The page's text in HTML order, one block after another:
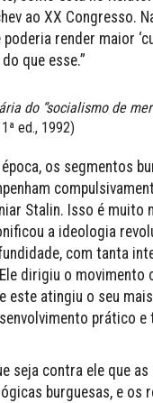
ao XX Congresso.
render maior
que esse.”
do “socialismo de
ed., 1992)
época, os segmentos
Stalin. Isso é muito
a ideologia
com tanta
dirigiu o movimento
este atingiu o seu
prático e
seja contra ele que
bur­guesas, e os